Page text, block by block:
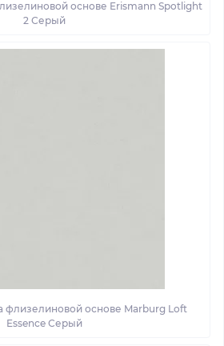
основе Erismann Spotlight
2 Серый
флизелиновой основе Marburg Loft
Essence Серый